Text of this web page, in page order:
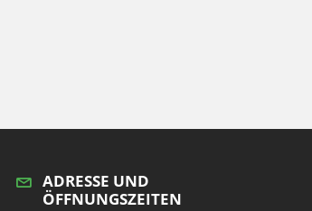
ADRESSE UND
ÖFFNUNGSZEITEN